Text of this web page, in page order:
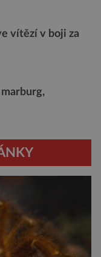
vítězí v boji za